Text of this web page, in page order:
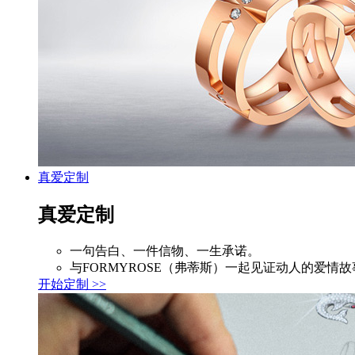
真爱定制
真爱定制
一句告白、一件信物、一生承诺。
与FORMYROSE（弗蒂斯）一起见证动人的爱情故
开始定制 >>